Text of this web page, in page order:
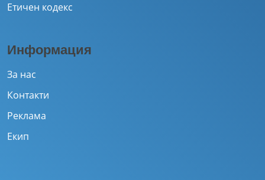
Етичен кодекс
Информация
За нас
Контакти
Реклама
Екип